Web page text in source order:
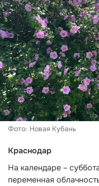
Фото: Новая Кубань
Краснодар
На календаре –
переменная